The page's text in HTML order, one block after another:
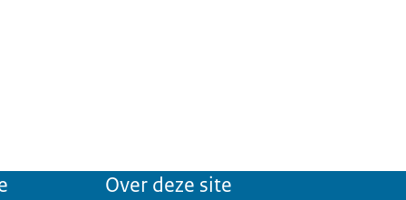
Over deze site